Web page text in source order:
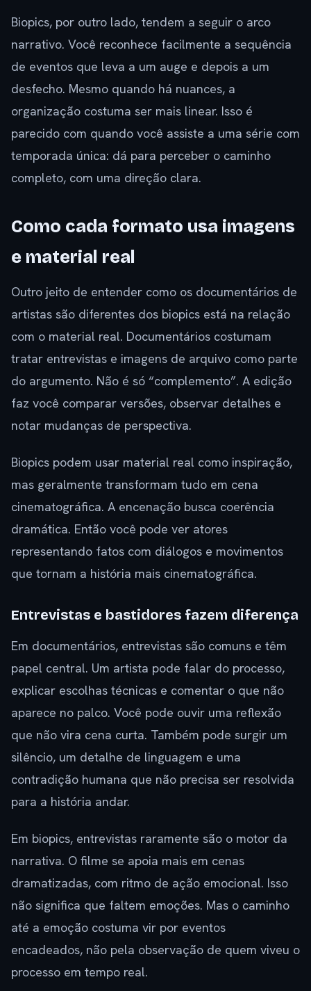
Biopics, por outro lado, tendem a seguir o arco
narrativo. Você reconhece facilmente a sequência
de eventos que leva a um auge e depois a um
desfecho. Mesmo quando há nuances, a
organização costuma ser mais linear. Isso é
parecido com quando você assiste a uma série com
temporada única: dá para perceber o caminho
completo, com uma direção clara.
Como cada formato usa imagens
e material real
Outro jeito de entender como os documentários de
artistas são diferentes dos biopics está na relação
com o material real. Documentários costumam
tratar entrevistas e imagens de arquivo como parte
do argumento. Não é só “complemento”. A edição
faz você comparar versões, observar detalhes e
notar mudanças de perspectiva.
Biopics podem usar material real como inspiração,
mas geralmente transformam tudo em cena
cinematográfica. A encenação busca coerência
dramática. Então você pode ver atores
representando fatos com diálogos e movimentos
que tornam a história mais cinematográfica.
Entrevistas e bastidores fazem diferença
Em documentários, entrevistas são comuns e têm
papel central. Um artista pode falar do processo,
explicar escolhas técnicas e comentar o que não
aparece no palco. Você pode ouvir uma reflexão
que não vira cena curta. Também pode surgir um
silêncio, um detalhe de linguagem e uma
contradição humana que não precisa ser resolvida
para a história andar.
Em biopics, entrevistas raramente são o motor da
narrativa. O filme se apoia mais em cenas
dramatizadas, com ritmo de ação emocional. Isso
não significa que faltem emoções. Mas o caminho
até a emoção costuma vir por eventos
encadeados, não pela observação de quem viveu o
processo em tempo real.